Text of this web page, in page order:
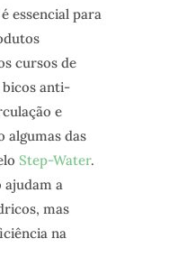
essencial para
cursos de
bicos anti-
e
algumas das
Step-Water.
ajudam a
mas
na